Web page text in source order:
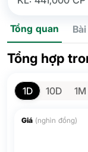
Tổng quan
Tổng hợp
1D 10D 1M
Giá (nghìn đồng)